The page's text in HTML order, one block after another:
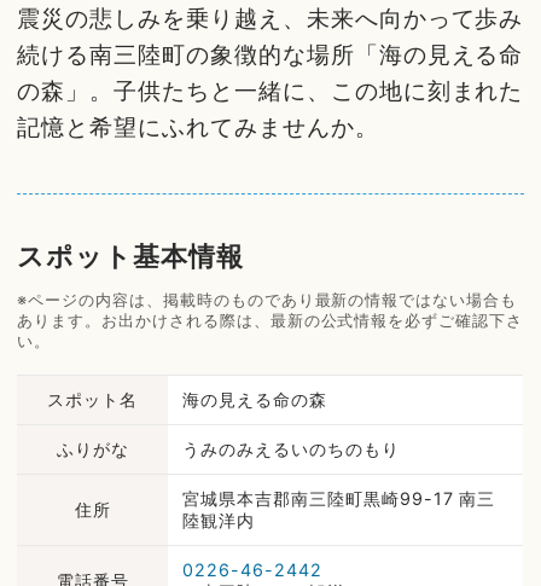
震災の悲しみを乗り越え、未来へ向かって歩み
続ける南三陸町の象徴的な場所「海の見える命
の森」。子供たちと一緒に、この地に刻まれた
記憶と希望にふれてみませんか。
スポット基本情報
※ページの内容は、掲載時のものであり最新の情報ではない場合も
あります。お出かけされる際は、最新の公式情報を必ずご確認下さ
い。
スポット名 海の見える命の森
ふりがな うみのみえるいのちのもり
住所
宮城県本吉郡南三陸町黒崎99-17 南三
陸観洋内
電話番号
0226-46-2442